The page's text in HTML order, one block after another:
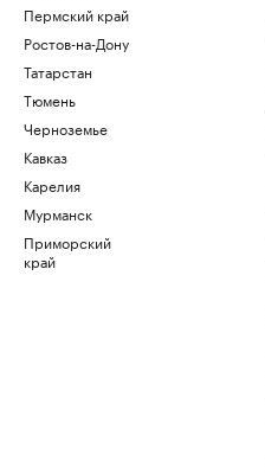
Пермский край
Ростов-на-Дону
Татарстан
Тюмень
Черноземье
Кавказ
Карелия
Мурманск
Приморский
край